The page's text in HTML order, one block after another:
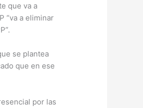
que va a
“va a eliminar
se plantea
que en ese
por las